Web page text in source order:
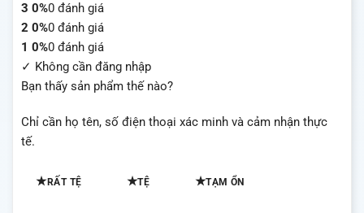
3 0%0 đánh giá
2 0%0 đánh giá
1 0%0 đánh giá
✓ Không cần đăng nhập
Bạn thấy sản phẩm thế nào?
Chỉ cần họ tên, số điện thoại xác minh và cảm nhận thực
tế.
★RẤT TỆ ★TỆ ★TẠM ỔN